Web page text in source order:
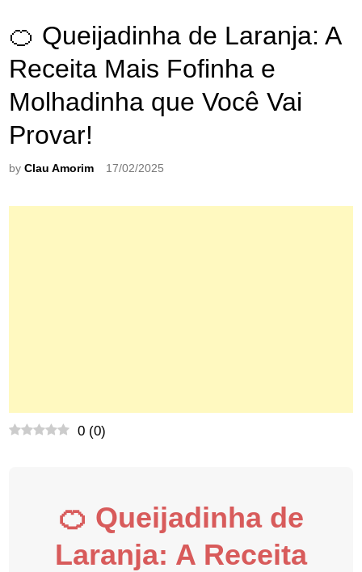
🍊 Queijadinha de Laranja: A
Receita Mais Fofinha e
Molhadinha que Você Vai
Provar!
byClau Amorim 17/02/2025
0 (0)
🍊 Queijadinha de
Laranja: A Receita